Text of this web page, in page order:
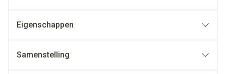
Eigenschappen
Samenstelling